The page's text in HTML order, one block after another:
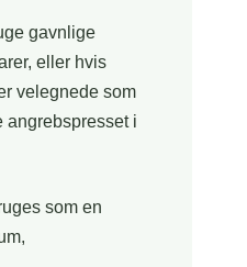
gavnlige
eller hvis
velegnede som
angrebspresset i
som en